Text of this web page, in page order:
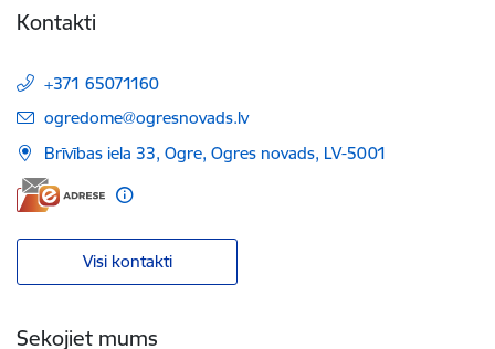
Kontakti
+371 65071160
E-pasts:
ogredome@ogresnovads.lv
Brīvības iela 33, Ogre, Ogres novads, LV-5001
Visi kontakti
Sekojiet mums